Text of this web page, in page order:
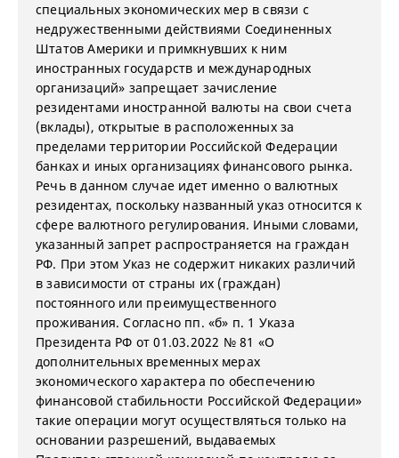
специальных экономических мер в связи с
недружественными действиями Соединенных
Штатов Америки и примкнувших к ним
иностранных государств и международных
организаций» запрещает зачисление
резидентами иностранной валюты на свои счета
(вклады), открытые в расположенных за
пределами территории Российской Федерации
банках и иных организациях финансового рынка.
Речь в данном случае идет именно о валютных
резидентах, поскольку названный указ относится к
сфере валютного регулирования. Иными словами,
указанный запрет распространяется на граждан
РФ. При этом Указ не содержит никаких различий
в зависимости от страны их (граждан)
постоянного или преимущественного
проживания. Согласно пп. «б» п. 1 Указа
Президента РФ от 01.03.2022 № 81 «О
дополнительных временных мерах
экономического характера по обеспечению
финансовой стабильности Российской Федерации»
такие операции могут осуществляться только на
основании разрешений, выдаваемых